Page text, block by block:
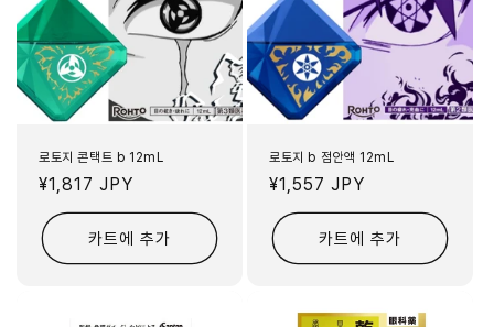
로토지 콘택트 b 12mL
정
가
¥1,817 JPY
카트에 추가
로토지 b 점안액 12mL
정
가
¥1,557 JPY
카트에 추가